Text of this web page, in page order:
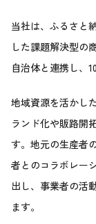
当社は、ふるさと
した課題解決型の
自治体と連携し、
地域資源を活かし
ランド化や販路開
す。地元の生産者
者とのコラボレー
出し、事業者の活
ます。